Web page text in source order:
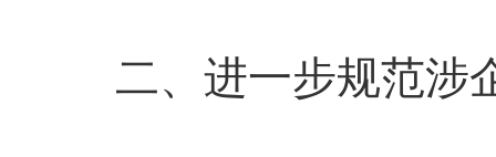
二、进一步规范涉